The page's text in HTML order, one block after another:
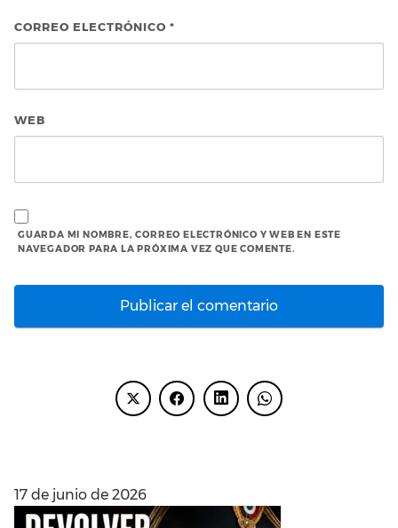
CORREO ELECTRÓNICO *
WEB
GUARDA MI NOMBRE, CORREO ELECTRÓNICO Y WEB EN ESTE
NAVEGADOR PARA LA PRÓXIMA VEZ QUE COMENTE.
17 de junio de 2026